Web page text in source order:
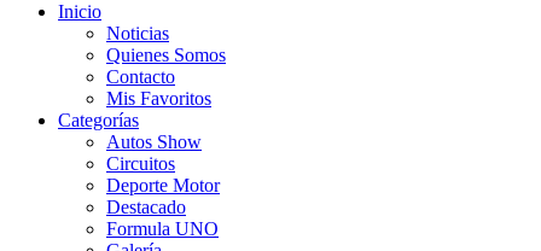
Inicio
Noticias
Quienes Somos
Contacto
Mis Favoritos
Categorías
Autos Show
Circuitos
Deporte Motor
Destacado
Formula UNO